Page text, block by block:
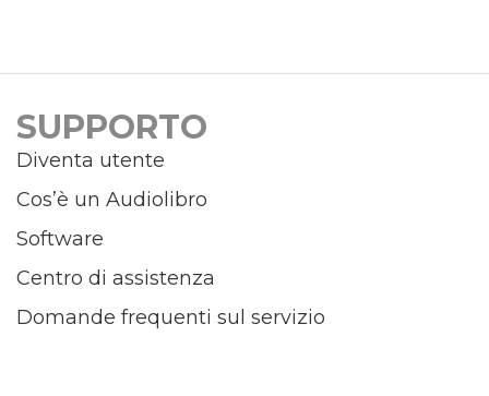
SUPPORTO
Diventa utente
Cos’è un Audiolibro
Software
Centro di assistenza
Domande frequenti sul servizio